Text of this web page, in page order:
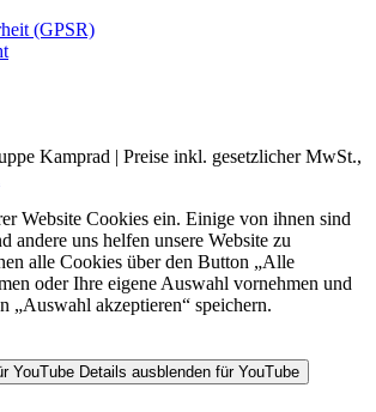
(GPSR)
Kamprad | Preise inkl. gesetzlicher MwSt.,
Website Cookies ein. Einige von ihnen sind
andere uns helfen unsere Website zu
alle Cookies über den Button „Alle
oder Ihre eigene Auswahl vornehmen und
„Auswahl akzeptieren“ speichern.
YouTube Details ausblenden für YouTube